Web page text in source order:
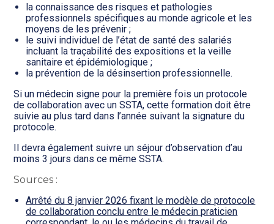
la connaissance des risques et pathologies
professionnels spécifiques au monde agricole et les
moyens de les prévenir ;
le suivi individuel de l’état de santé des salariés
incluant la traçabilité des expositions et la veille
sanitaire et épidémiologique ;
la prévention de la désinsertion professionnelle.
Si un médecin signe pour la première fois un protocole
de collaboration avec un SSTA, cette formation doit être
suivie au plus tard dans l’année suivant la signature du
protocole.
Il devra également suivre un séjour d’observation d’au
moins 3 jours dans ce même SSTA.
Sources :
Arrêté du 8 janvier 2026 fixant le modèle de protocole
de collaboration conclu entre le médecin praticien